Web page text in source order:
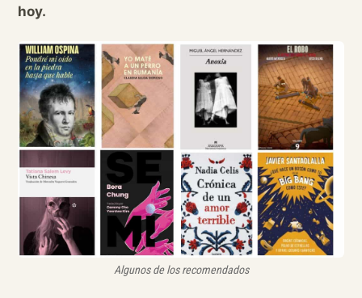
hoy.
Algunos de los recomendados